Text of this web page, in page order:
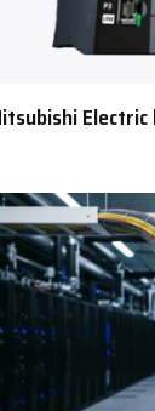
Electric